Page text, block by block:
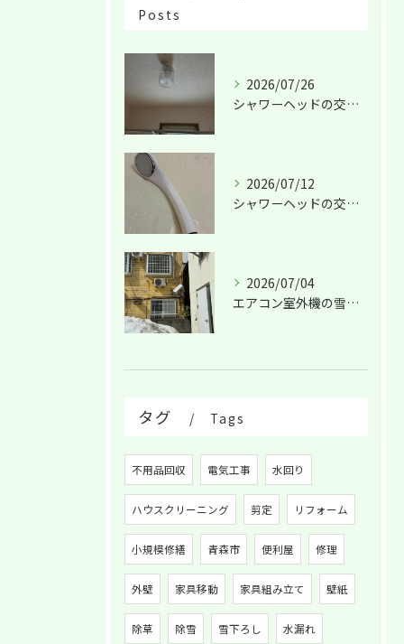
Posts
2026/07/26
シャワーヘッドの交換は！
2026/07/12
シャワーヘッドの交換は！
2026/07/04
エアコン室外機の雪害！
タグ Tags
不用品回収 電気工事 水回り
ハウスクリーニング 剪定 リフォーム
小規模修繕 青森市 便利屋 修理
外壁 家具移動 家具組み立て 壁紙
除草 除雪 雪下ろし 水漏れ